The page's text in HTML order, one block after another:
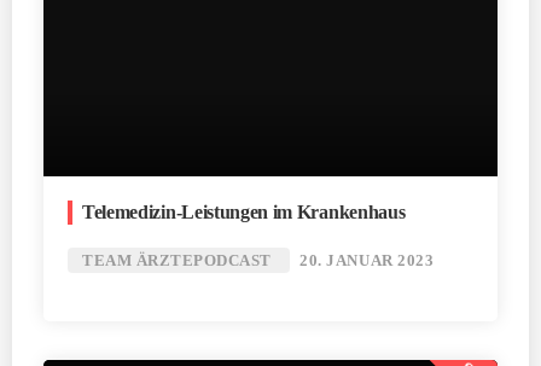
Telemedizin-Leistungen im Krankenhaus
TEAM ÄRZTEPODCAST 20. JANUAR 2023